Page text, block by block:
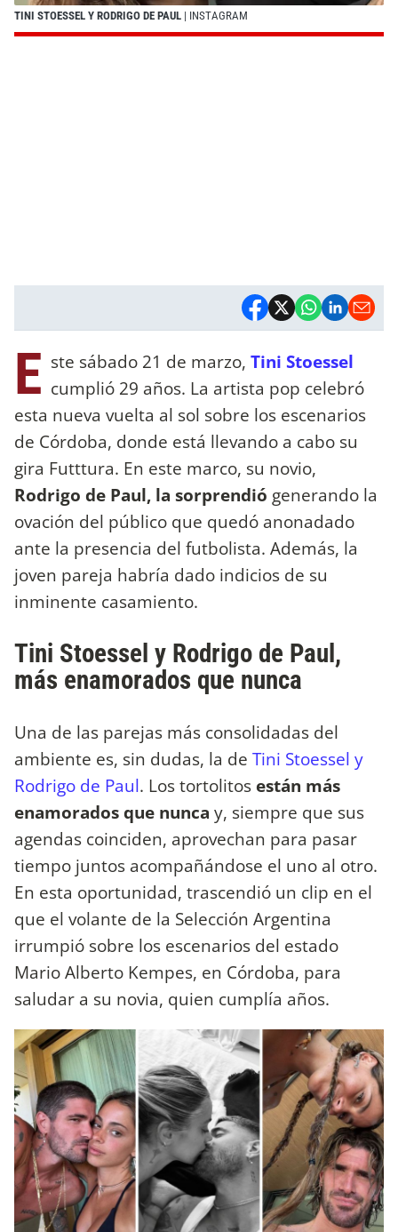
TINI STOESSEL Y RODRIGO DE PAUL | INSTAGRAM
E ste sábado 21 de marzo, Tini Stoessel
cumplió 29 años. La artista pop celebró
esta nueva vuelta al sol sobre los escenarios
de Córdoba, donde está llevando a cabo su
gira Futttura. En este marco, su novio,
Rodrigo de Paul, la sorprendió generando la
ovación del público que quedó anonadado
ante la presencia del futbolista. Además, la
joven pareja habría dado indicios de su
inminente casamiento.
Tini Stoessel y Rodrigo de Paul,
más enamorados que nunca
Una de las parejas más consolidadas del
ambiente es, sin dudas, la de Tini Stoessel y
Rodrigo de Paul. Los tortolitos están más
enamorados que nunca y, siempre que sus
agendas coinciden, aprovechan para pasar
tiempo juntos acompañándose el uno al otro.
En esta oportunidad, trascendió un clip en el
que el volante de la Selección Argentina
irrumpió sobre los escenarios del estado
Mario Alberto Kempes, en Córdoba, para
saludar a su novia, quien cumplía años.